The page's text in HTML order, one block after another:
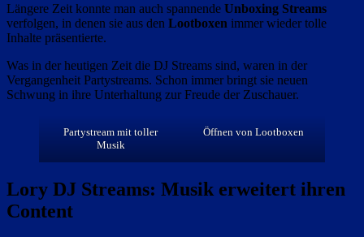
Längere Zeit konnte man auch spannende Unboxing Streams
verfolgen, in denen sie aus den Lootboxen immer wieder tolle
Inhalte präsentierte.
Was in der heutigen Zeit die DJ Streams sind, waren in der
Vergangenheit Partystreams. Schon immer bringt sie neuen
Schwung in ihre Unterhaltung zur Freude der Zuschauer.
Partystream mit toller
Musik
Öffnen von Lootboxen
Lory DJ Streams: Musik erweitert ihren
Content